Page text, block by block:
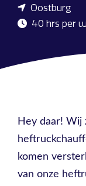
Oostburg
40 hrs per
Hey daar! Wij
komen
van onze